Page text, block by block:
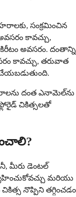
సంక్రమించిన
కావచ్చు,
అవసరం. దంతాన్ని
కావచ్చు, తరువాత
చేయబడుతుంది.
దంత ఎనామెల్‌ను
చికిత్సలతో
మీరు డెంటల్
మరియు
నొప్పిని తగ్గించడం